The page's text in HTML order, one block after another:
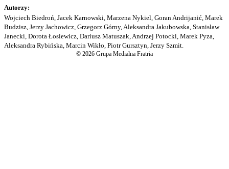
Autorzy:
Wojciech Biedroń, Jacek Karnowski, Marzena Nykiel, Goran Andrijanić, Marek
Budzisz, Jerzy Jachowicz, Grzegorz Górny, Aleksandra Jakubowska, Stanisław
Janecki, Dorota Łosiewicz, Dariusz Matuszak, Andrzej Potocki, Marek Pyza,
Aleksandra Rybińska, Marcin Wikło, Piotr Gursztyn, Jerzy Szmit.
© 2026 Grupa Medialna Fratria